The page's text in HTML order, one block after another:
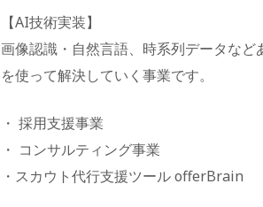
【AI技術実装】
画像認識・自然言語、時系列データな
を使って解決していく事業です。
・ 採用支援事業
・ コンサルティング事業
・スカウト代行支援ツール offerBrain